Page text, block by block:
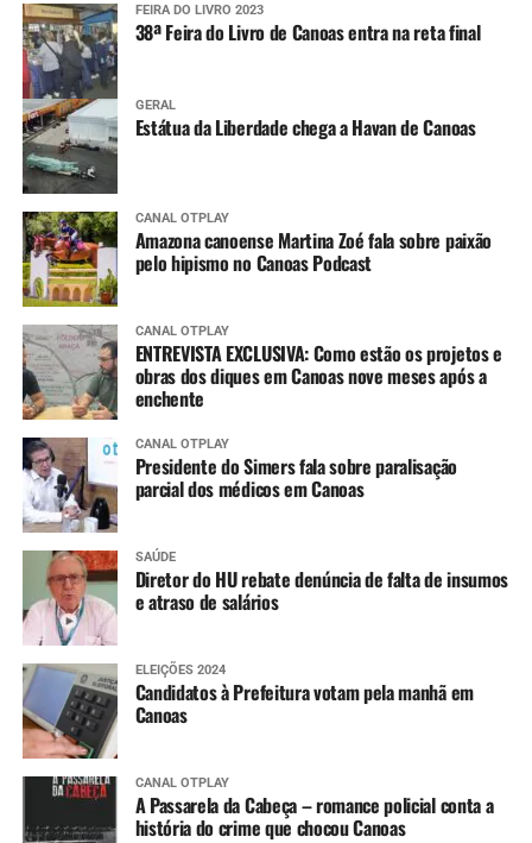
FEIRA DO LIVRO 2023
38ª Feira do Livro de Canoas entra na reta final
GERAL
Estátua da Liberdade chega a Havan de Canoas
CANAL OTPLAY
Amazona canoense Martina Zoé fala sobre paixão
pelo hipismo no Canoas Podcast
CANAL OTPLAY
ENTREVISTA EXCLUSIVA: Como estão os projetos e
obras dos diques em Canoas nove meses após a
enchente
CANAL OTPLAY
Presidente do Simers fala sobre paralisação
parcial dos médicos em Canoas
SAÚDE
Diretor do HU rebate denúncia de falta de insumos
e atraso de salários
ELEIÇÕES 2024
Candidatos à Prefeitura votam pela manhã em
Canoas
CANAL OTPLAY
A Passarela da Cabeça – romance policial conta a
história do crime que chocou Canoas